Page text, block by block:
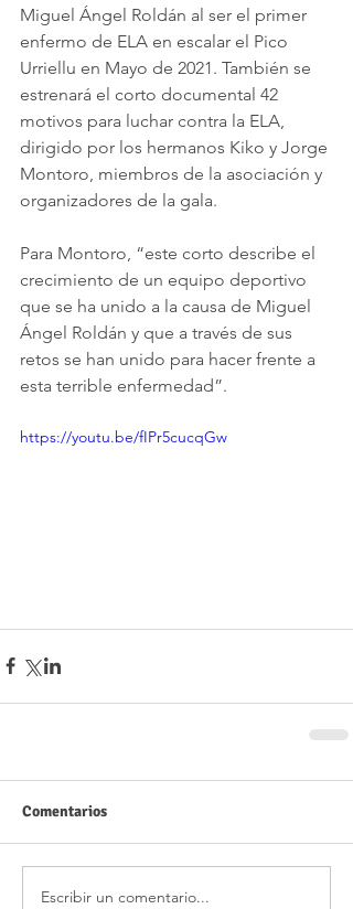
Miguel Ángel Roldán al ser el primer
enfermo de ELA en escalar el Pico
Urriellu en Mayo de 2021. También se
estrenará el corto documental 42
motivos para luchar contra la ELA,
dirigido por los hermanos Kiko y Jorge
Montoro, miembros de la asociación y
organizadores de la gala.
Para Montoro, “este corto describe el
crecimiento de un equipo deportivo
que se ha unido a la causa de Miguel
Ángel Roldán y que a través de sus
retos se han unido para hacer frente a
esta terrible enfermedad”.
https://youtu.be/fIPr5cucqGw
Comentarios
Escribir un comentario...